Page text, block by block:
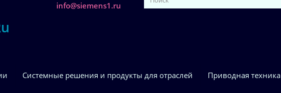
info@siemens1.ru
Системные решения и продукты для отраслей Приводная техника